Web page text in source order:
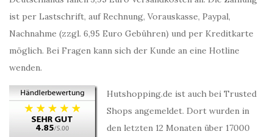
ist per Lastschrift, auf Rechnung, Vorauskasse, Paypal,
Nachnahme (zzgl. 6,95 Euro Gebühren) und per Kreditkarte
möglich. Bei Fragen kann sich der Kunde an eine Hotline
wenden.
Hutshopping.de ist auch bei Trusted
Shops angemeldet. Dort wurden in
den letzten 12 Monaten über 17000